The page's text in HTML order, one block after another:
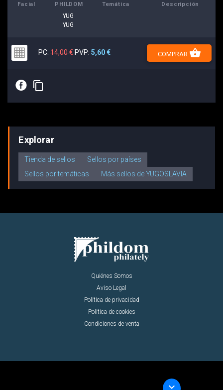
Facial PHILDOM Temática Descripción
YUG
YUG
PC: 14,00 € PVP: 5,60 € COMPRAR shopping_basket
E content_copy
Explorar
Tienda de sellos
Sellos por países
Sellos por temáticas
Más sellos de YUGOSLAVIA
Quiénes Somos
Aviso Legal
Política de privacidad
Política de cookies
Condiciones de venta
keyboard_arrow_down